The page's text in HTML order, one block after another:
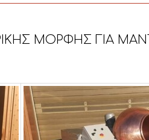
ΜΟΡΦΗΣ ΓΙΑ